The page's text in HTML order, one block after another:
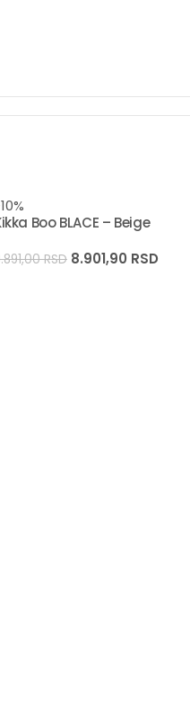
8L.
Boo BLACE – Beige
RSD 8.901,90 RSD